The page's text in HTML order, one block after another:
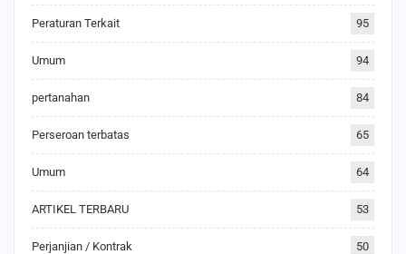
Peraturan Terkait 95
Umum 94
pertanahan 84
Perseroan terbatas 65
Umum 64
ARTIKEL TERBARU 53
Perjanjian / Kontrak 50